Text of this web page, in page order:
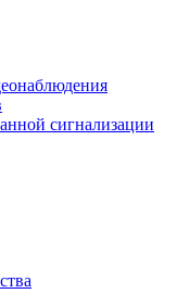
сигнализации